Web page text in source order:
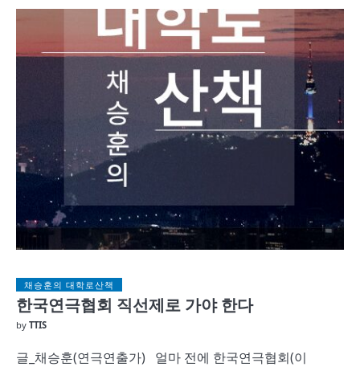
채승훈의 대학로산책
한국연극협회 직선제로 가야 한다
by TTIS
글_채승훈(연극연출가) 얼마 전에 한국연극협회(이